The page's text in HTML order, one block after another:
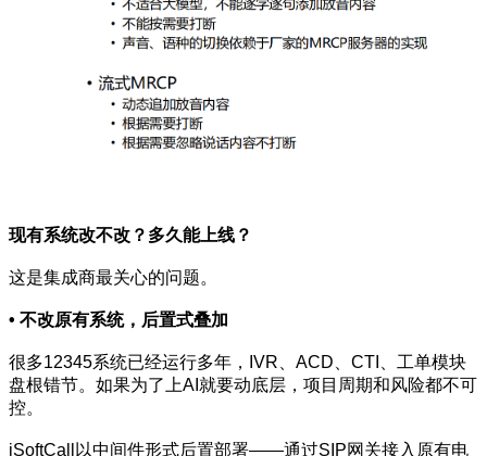
现有系统改不改？多久能上线？
这是集成商最关心的问题。
• 不改原有系统，后置式叠加
很多12345系统已经运行多年，IVR、ACD、CTI、工单模块
盘根错节。如果为了上AI就要动底层，项目周期和风险都不可
控。
iSoftCall以中间件形式后置部署——通过SIP网关接入原有电